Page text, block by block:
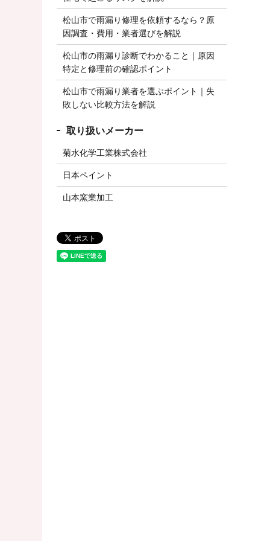
松山市で雨漏り修理を依頼するなら？原
因調査・費用・業者選びを解説
松山市の雨漏り診断でわかること｜原因
特定と修理前の確認ポイント
松山市で雨漏り業者を選ぶポイント｜失
敗しない比較方法を解説
菊水化学工業株式会社
日本ペイント
山本窯業加工